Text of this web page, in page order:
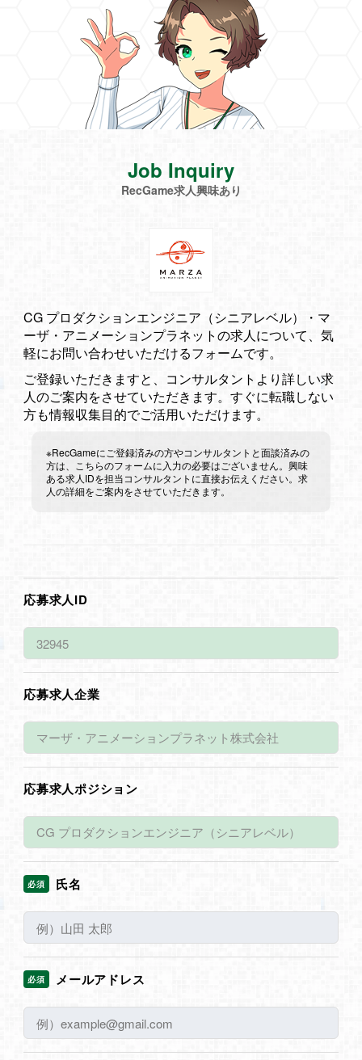
Job Inquiry
RecGame求人興味あり
CG プロダクションエンジニア（シニアレベル）・マ
ーザ・アニメーションプラネットの求人について、気
軽にお問い合わせいただけるフォームです。
ご登録いただきますと、コンサルタントより詳しい求
人のご案内をさせていただきます。すぐに転職しない
方も情報収集目的でご活用いただけます。
※RecGameにご登録済みの方やコンサルタントと面談済みの
方は、こちらのフォームに入力の必要はございません。興味
ある求人IDを担当コンサルタントに直接お伝えください。求
人の詳細をご案内をさせていただきます。
応募求人ID
応募求人企業
応募求人ポジション
必須 氏名
必須 メールアドレス